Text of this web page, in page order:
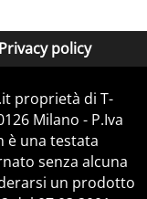
Privacy policy
proprietà di T-
Milano - P.Iva
è una testata
senza alcuna
un prodotto